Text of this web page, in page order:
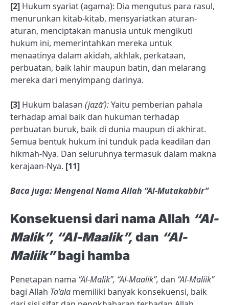
[2] Hukum syariat (agama): Dia mengutus para rasul,
menurunkan kitab-kitab, mensyariatkan aturan-
aturan, menciptakan manusia untuk mengikuti
hukum ini, memerintahkan mereka untuk
menaatinya dalam akidah, akhlak, perkataan,
perbuatan, baik lahir maupun batin, dan melarang
mereka dari menyimpang darinya.
[3] Hukum balasan (jazā’):Yaitu pemberian pahala
terhadap amal baik dan hukuman terhadap
perbuatan buruk, baik di dunia maupun di akhirat.
Semua bentuk hukum ini tunduk pada keadilan dan
hikmah-Nya. Dan seluruhnya termasuk dalam makna
kerajaan-Nya. [11]
Baca juga: Mengenal Nama Allah “Al-Mutakabbir”
Konsekuensi dari nama Allah “Al-
Malik”, “Al-Maalik”, dan “Al-
Maliik”bagi hamba
Penetapan nama “Al-Malik”, “Al-Maalik”, dan “Al-Maliik”
bagi Allah Ta’ala memiliki banyak konsekuensi, baik